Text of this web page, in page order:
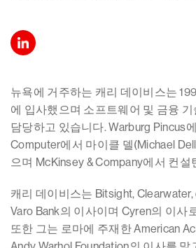
뉴욕에 거주하는 캐리 데이비스는
에 입사했으며 소프트웨어 및 금융
담당하고 있습니다. Warburg Pincus
Computer에서 마이클 델(Michael
으며 McKinsey & Company에서 컨
캐리 데이비스는 Bitsight,
Varo Bank의 이사이며 Cyren의 이사
또한 그는 로마에 주재한 American